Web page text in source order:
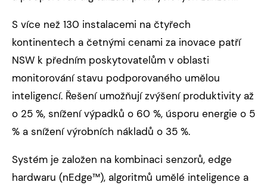
S více než 130 instalacemi na čtyřech
kontinentech a četnými cenami za inovace patří
NSW k předním poskytovatelům v oblasti
monitorování stavu podporovaného umělou
inteligencí. Řešení umožňují zvýšení produktivity až
o 25 %, snížení výpadků o 60 %, úsporu energie o 5
% a snížení výrobních nákladů o 35 %.
Systém je založen na kombinaci senzorů, edge
hardwaru (nEdge™), algoritmů umělé inteligence a